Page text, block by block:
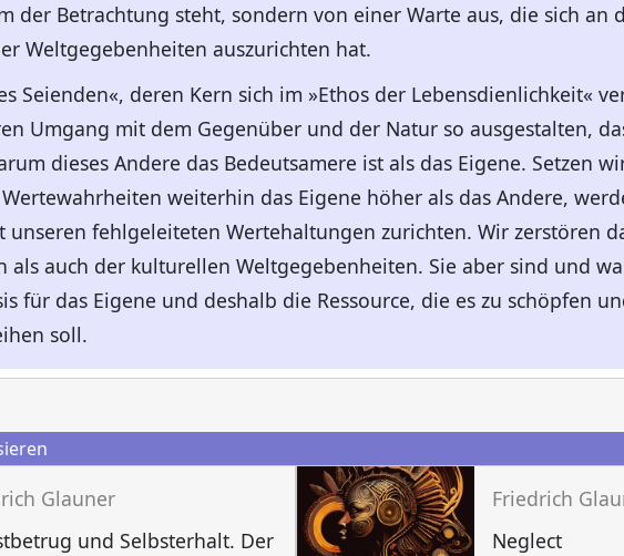
der Betrachtung steht, sondern von einer Warte aus, die sich an
Weltgegebenheiten auszurichten hat.
Seienden«, deren Kern sich im »Ethos der Lebensdienlichkeit«
Umgang mit dem Gegenüber und der Natur so ausgestalten,
dieses Andere das Bedeutsamere ist als das Eigene. Setzen
weiterhin das Eigene höher als das Andere,
unseren fehlgeleiteten Wertehaltungen zurichten. Wir zerstören
als auch der kulturellen Weltgegebenheiten. Sie aber sind und
für das Eigene und deshalb die Ressource, die es zu schöpfen
soll.
Glauner
und Selbsterhalt. Der
Friedrich
Neglect